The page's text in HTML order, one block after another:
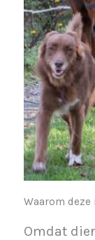
Waarom
Omdat